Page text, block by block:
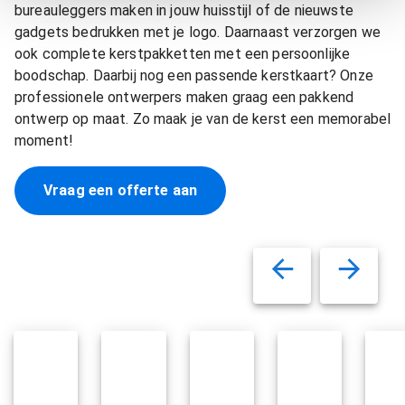
bureauleggers maken in jouw huisstijl of de nieuwste
gadgets bedrukken met je logo. Daarnaast verzorgen we
ook complete kerstpakketten met een persoonlijke
boodschap. Daarbij nog een passende kerstkaart? Onze
professionele ontwerpers maken graag een pakkend
ontwerp op maat. Zo maak je van de kerst een memorabel
moment!
Vraag een offerte aan